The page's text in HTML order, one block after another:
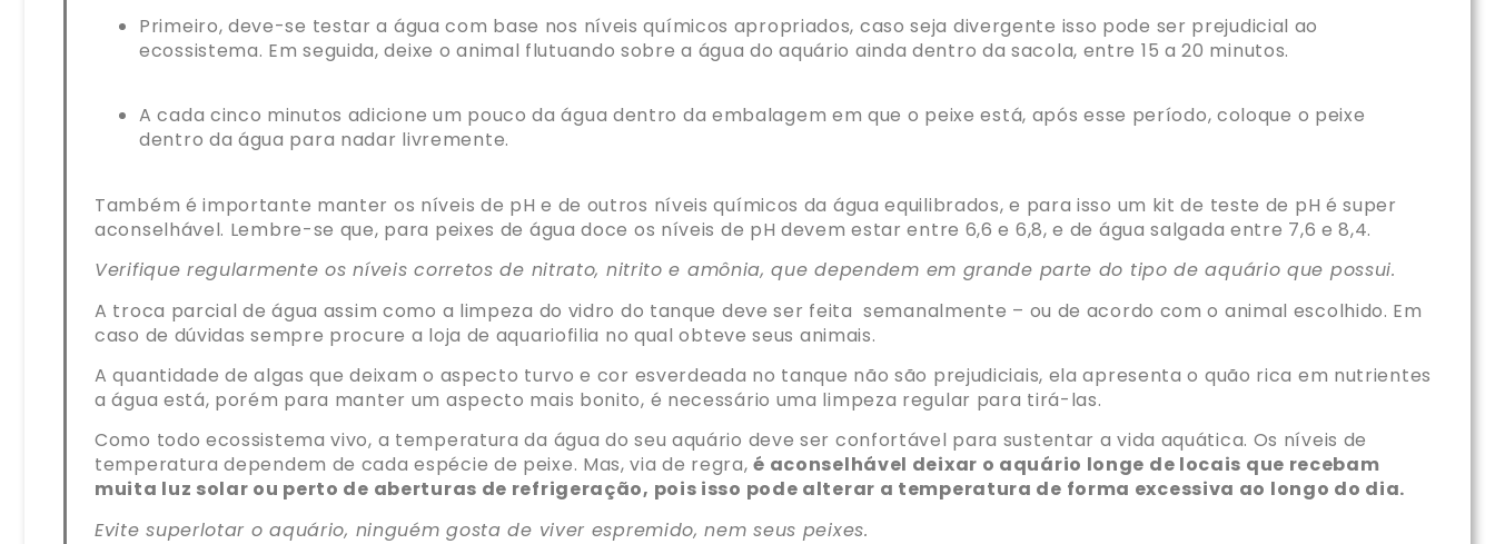
Primeiro, deve-se testar a água com base nos níveis químicos apropriados, caso seja divergente isso pode ser prejudicial ao
ecossistema. Em seguida, deixe o animal flutuando sobre a água do aquário ainda dentro da sacola, entre 15 a 20 minutos.
A cada cinco minutos adicione um pouco da água dentro da embalagem em que o peixe está, após esse período, coloque o peixe
dentro da água para nadar livremente.
Também é importante manter os níveis de pH e de outros níveis químicos da água equilibrados, e para isso um kit de teste de pH é super
aconselhável. Lembre-se que, para peixes de água doce os níveis de pH devem estar entre 6,6 e 6,8, e de água salgada entre 7,6 e 8,4.
Verifique regularmente os níveis corretos de nitrato, nitrito e amônia, que dependem em grande parte do tipo de aquário que possui.
A troca parcial de água assim como a limpeza do vidro do tanque deve ser feita semanalmente – ou de acordo com o animal escolhido. Em
caso de dúvidas sempre procure a loja de aquariofilia no qual obteve seus animais.
A quantidade de algas que deixam o aspecto turvo e cor esverdeada no tanque não são prejudiciais, ela apresenta o quão rica em nutrientes
a água está, porém para manter um aspecto mais bonito, é necessário uma limpeza regular para tirá-las.
Como todo ecossistema vivo, a temperatura da água do seu aquário deve ser confortável para sustentar a vida aquática. Os níveis de
temperatura dependem de cada espécie de peixe. Mas, via de regra,é aconselhável deixar o aquário longe de locais que recebam
muita luz solar ou perto de aberturas de refrigeração, pois isso pode alterar a temperatura de forma excessiva ao longo do dia.
Evite superlotar o aquário, ninguém gosta de viver espremido, nem seus peixes.